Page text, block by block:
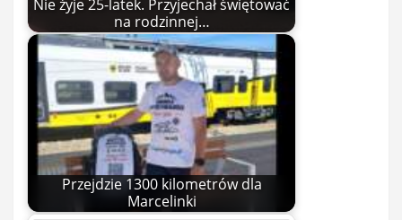
Nie żyje 25-latek. Przyjechał świętować
na rodzinnej…
Przejdzie 1300 kilometrów dla
Marcelinki